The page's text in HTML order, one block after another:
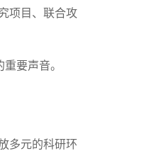
项目、联合攻
要声音。
多元的科研环